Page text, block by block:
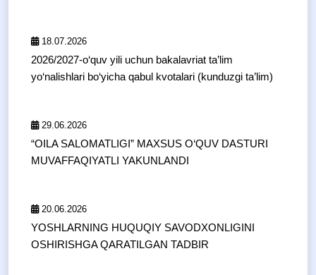
18.07.2026
2026/2027-o‘quv yili uchun bakalavriat ta’lim
yo‘nalishlari bo‘yicha qabul kvotalari (kunduzgi ta’lim)
29.06.2026
“OILA SALOMATLIGI” MAXSUS O‘QUV DASTURI
MUVAFFAQIYATLI YAKUNLANDI
20.06.2026
YOSHLARNING HUQUQIY SAVODXONLIGINI
OSHIRISHGA QARATILGAN TADBIR